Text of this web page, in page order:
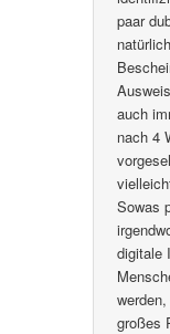
paar
auch
nach 4
Sowas
digitale
großes